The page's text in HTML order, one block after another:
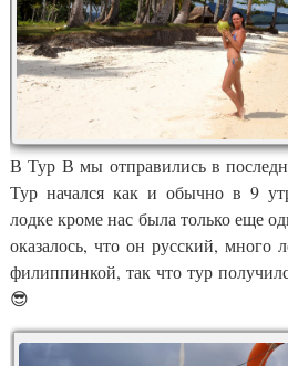
В Тур В мы отправились в
Тур начался как и обычно в 9
лодке кроме нас была только еще
оказалось, что он русский,
филиппинкой, так что тур
😎